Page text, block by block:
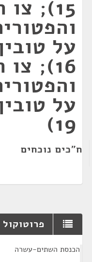
15);
על
16);
על
19)
ח"כים נוכחים
פרוטוקול
הכנסת השתים-עשרה